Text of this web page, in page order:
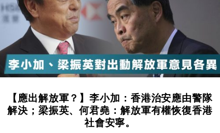
15:47
財經｜恒隆10月換帥 玩具「反」斗城亞洲CEO蔡德
粦接任
財經｜韓股反覆波動收跌 連挫7周創逾3年最長跌勢
13:44
財經｜內地7月美元計價出口增近24%勝預期 貿易順
差達1125億美元
12:44
財經｜日本春季三度入市撐日圓 4月單日斥6.28萬億
11:12
國際｜特朗普料美伊戰事快結束 承認部分彈藥庫存緊
張
財經｜SA售股自救後再出手 斥4億美元押注未上市公
【應出解放軍？】李小加：香港治安應由警隊
解決；梁振英、何君堯：解放軍有權恢復香港
社會安寧。